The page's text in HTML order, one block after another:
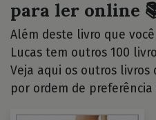
para ler online
Além deste livro que
Lucas tem outros 100
Veja aqui os outros livros
por ordem de preferência